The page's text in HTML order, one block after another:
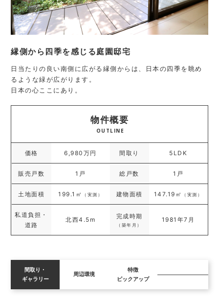
縁側から四季を感じる庭園邸宅
日当たりの良い南側に広がる縁側からは、日本の四季を眺め
るような緑が広がります。
日本の心ここにあり。
物件概要
OUTLINE
価格 6,980万円 間取り 5LDK
販売戸数 1戸 総戸数 1戸
土地面積 199.1㎡ （実測） 建物面積 147.19㎡ （実測）
私道負担・
道路
北西4.5m 完成時期
（築年月）
1981年7月
間取り・
ギャラリー
周辺環境
特徴
ピックアップ